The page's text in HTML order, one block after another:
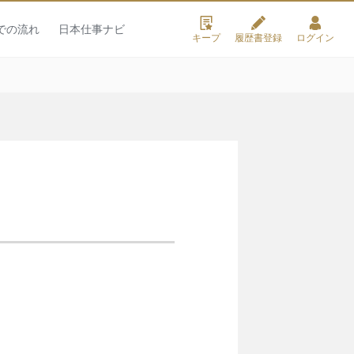
の流れ 日本仕事ナビ
キープ 履歴書登録 ログイン